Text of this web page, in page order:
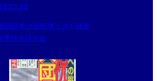
回日本少年野球リスト杯争
季神奈川大会